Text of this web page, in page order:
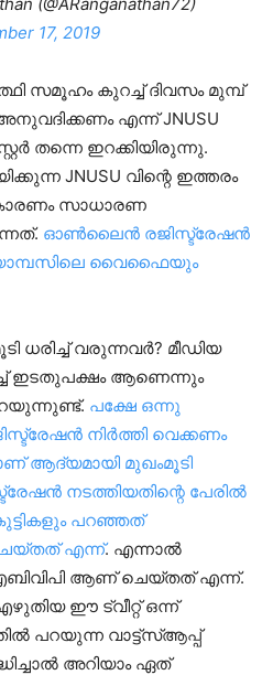
17, 2019
സമൂഹം കുറച്ച് ദിവസം മുമ്പ്
എന്ന് JNUSU
തന്നെ ഇറക്കിയിരുന്നു.
JNUSU വിന്റെ ഇത്തരം
സാധാരണ
ഓൺലൈൻ രജിസ്ട്രേഷൻ
വൈഫൈയും
വരുന്നവർ? മീഡിയ
ഇടതുപക്ഷം ആണെന്നും
പക്ഷേ ഒന്നു
നിർത്തി വെക്കണം
ആദ്യമായി മുഖംമൂടി
നടത്തിയതിന്റെ പേരിൽ
പറഞ്ഞത്
എന്ന്. എന്നാൽ
ആണ് ചെയ്തത് എന്ന്.
ഈ ട്വീറ്റ് ഒന്ന്
പറയുന്ന വാട്ട്സ്ആപ്പ്
അറിയാം ഏത്